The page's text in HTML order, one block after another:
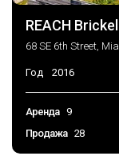
REACH
68 SE 6th Street,
Год 2016
Аренда 9
Продажа 28